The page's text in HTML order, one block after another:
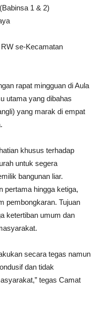
1 & 2)
se-Kecamatan
rapat mingguan di Aula
utama yang dibahas
yang marak di empat
khusus terhadap
untuk segera
bangunan liar.
pertama hingga ketiga,
pembongkaran. Tujuan
ketertiban umum dan
secara tegas namun
dan tidak
tegas Camat